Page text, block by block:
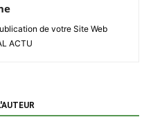
de votre Site Web
ACTU